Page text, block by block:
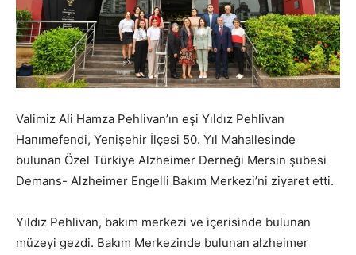
Valimiz Ali Hamza Pehlivan’ın eşi Yıldız Pehlivan
Hanımefendi, Yenişehir İlçesi 50. Yıl Mahallesinde
bulunan Özel Türkiye Alzheimer Derneği Mersin şubesi
Demans- Alzheimer Engelli Bakım Merkezi’ni ziyaret etti.
Yıldız Pehlivan, bakım merkezi ve içerisinde bulunan
müzeyi gezdi. Bakım Merkezinde bulunan alzheimer